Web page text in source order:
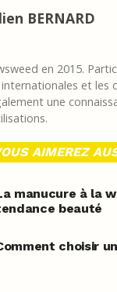
BERNARD
en 2015.
et les
une
AIMEREZ
manucure à la
beauté
choisir